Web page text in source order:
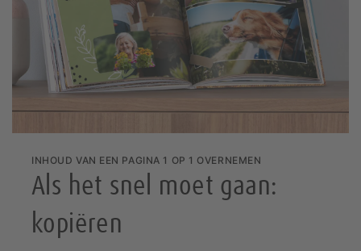
INHOUD VAN EEN PAGINA 1 OP 1 OVERNEMEN
Als het snel moet gaan:
kopiëren